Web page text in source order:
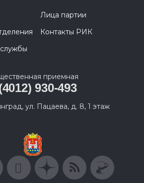
Лица партии
Контакты РИК
приемная
930-493
ул. Пацаева, д. 8, 1 этаж